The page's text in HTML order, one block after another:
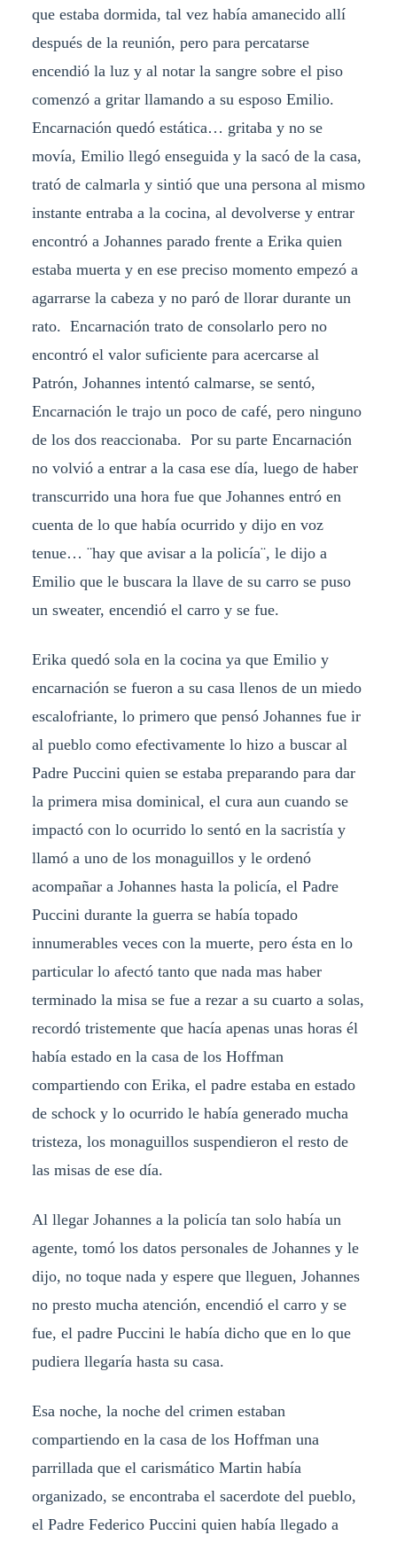
que estaba dormida, tal vez había amanecido allí
después de la reunión, pero para percatarse
encendió la luz y al notar la sangre sobre el piso
comenzó a gritar llamando a su esposo Emilio.
Encarnación quedó estática… gritaba y no se
movía, Emilio llegó enseguida y la sacó de la casa,
trató de calmarla y sintió que una persona al mismo
instante entraba a la cocina, al devolverse y entrar
encontró a Johannes parado frente a Erika quien
estaba muerta y en ese preciso momento empezó a
agarrarse la cabeza y no paró de llorar durante un
rato. Encarnación trato de consolarlo pero no
encontró el valor suficiente para acercarse al
Patrón, Johannes intentó calmarse, se sentó,
Encarnación le trajo un poco de café, pero ninguno
de los dos reaccionaba. Por su parte Encarnación
no volvió a entrar a la casa ese día, luego de haber
transcurrido una hora fue que Johannes entró en
cuenta de lo que había ocurrido y dijo en voz
tenue… ¨hay que avisar a la policía¨, le dijo a
Emilio que le buscara la llave de su carro se puso
un sweater, encendió el carro y se fue.
Erika quedó sola en la cocina ya que Emilio y
encarnación se fueron a su casa llenos de un miedo
escalofriante, lo primero que pensó Johannes fue ir
al pueblo como efectivamente lo hizo a buscar al
Padre Puccini quien se estaba preparando para dar
la primera misa dominical, el cura aun cuando se
impactó con lo ocurrido lo sentó en la sacristía y
llamó a uno de los monaguillos y le ordenó
acompañar a Johannes hasta la policía, el Padre
Puccini durante la guerra se había topado
innumerables veces con la muerte, pero ésta en lo
particular lo afectó tanto que nada mas haber
terminado la misa se fue a rezar a su cuarto a solas,
recordó tristemente que hacía apenas unas horas él
había estado en la casa de los Hoffman
compartiendo con Erika, el padre estaba en estado
de schock y lo ocurrido le había generado mucha
tristeza, los monaguillos suspendieron el resto de
las misas de ese día.
Al llegar Johannes a la policía tan solo había un
agente, tomó los datos personales de Johannes y le
dijo, no toque nada y espere que lleguen, Johannes
no presto mucha atención, encendió el carro y se
fue, el padre Puccini le había dicho que en lo que
pudiera llegaría hasta su casa.
Esa noche, la noche del crimen estaban
compartiendo en la casa de los Hoffman una
parrillada que el carismático Martin había
organizado, se encontraba el sacerdote del pueblo,
el Padre Federico Puccini quien había llegado a